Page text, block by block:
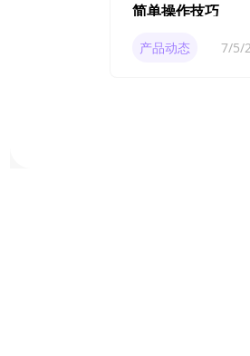
简单操作技巧
产品动态 7/5/